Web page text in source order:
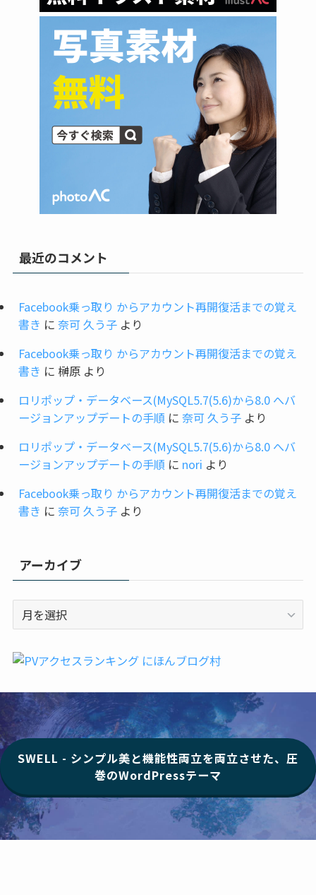
最近のコメント
Facebook乗っ取り からアカウント再開復活までの覚え
書き に 奈可 久う子より
Facebook乗っ取り からアカウント再開復活までの覚え
書き に 榊原より
ロリポップ・データベース(MySQL5.7(5.6)から8.0 へバ
ージョンアップデートの手順 に 奈可 久う子より
ロリポップ・データベース(MySQL5.7(5.6)から8.0 へバ
ージョンアップデートの手順 に nori より
Facebook乗っ取り からアカウント再開復活までの覚え
書き に 奈可 久う子より
アーカイブ
ー
イ
SWELL - シンプル美と機能性両立を両立させた、圧
巻のWordPressテーマ